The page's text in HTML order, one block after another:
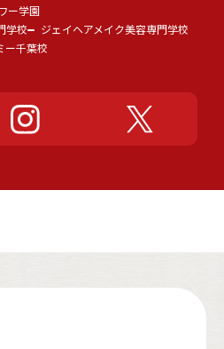
ー学園
学校
ジェイヘアメイク美容専門学校
ー千葉校